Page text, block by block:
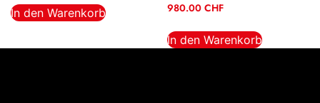
In den Warenkorb 980.00 CHF
In den Warenkorb